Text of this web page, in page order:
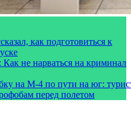
как подготовиться к
не нарваться на криминал
на М-4 по пути на юг:
перед полетом